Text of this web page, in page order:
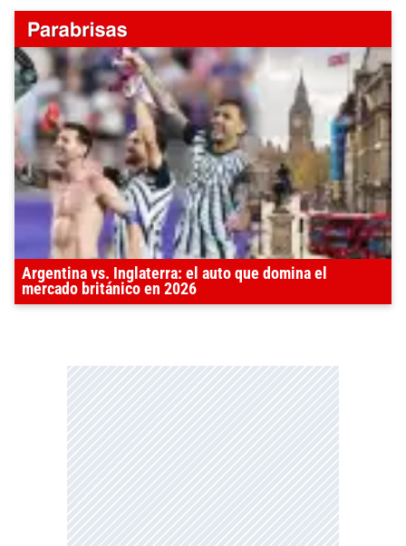
Argentina vs. Inglaterra: el auto que domina el
mercado británico en 2026